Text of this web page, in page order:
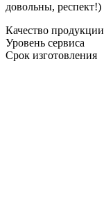
довольны, респект!)
Качество продукции
Уровень сервиса
Срок изготовления